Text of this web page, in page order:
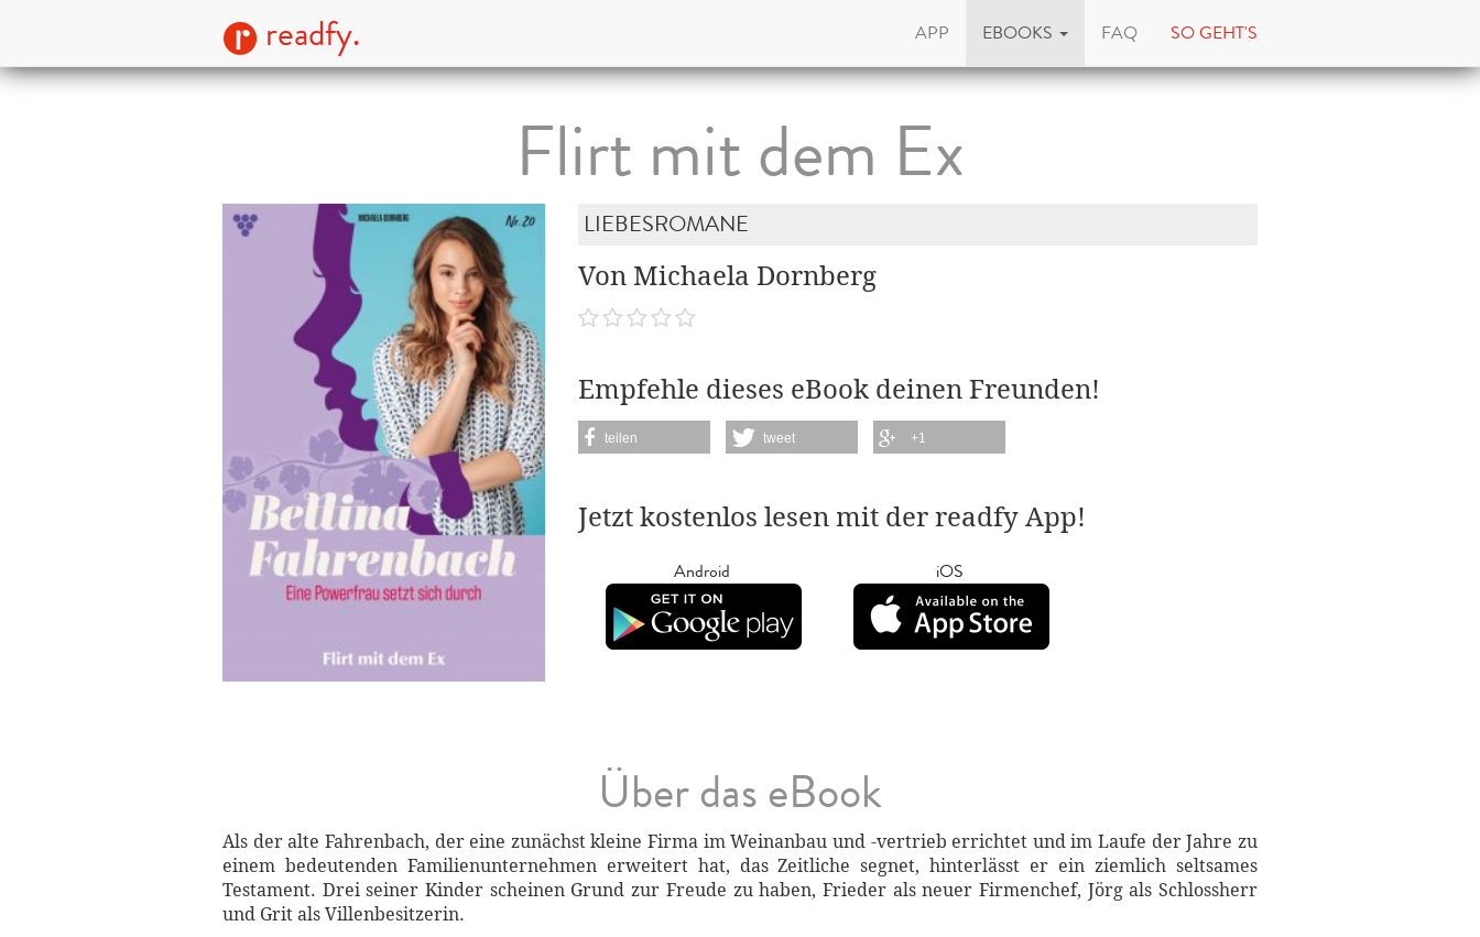
readfy. APP EBOOKS FAQ SO GEHT'S
Flirt mit dem Ex
LIEBESROMANE
Von Michaela Dornberg
Empfehle dieses eBook deinen Freunden!
teilen tweet +1
Jetzt kostenlos lesen mit der readfy App!
Android iOS
Über das eBook
Als der alte Fahrenbach, der eine zunächst kleine Firma im Weinanbau und -vertrieb errichtet und im Laufe der Jahre zu
einem bedeutenden Familienunternehmen erweitert hat, das Zeitliche segnet, hinterlässt er ein ziemlich seltsames
Testament. Drei seiner Kinder scheinen Grund zur Freude zu haben, Frieder als neuer Firmenchef, Jörg als Schlossherr
und Grit als Villenbesitzerin.